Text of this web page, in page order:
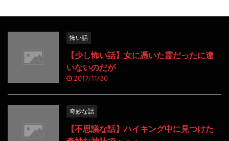
怖い話
【少し怖い話】女に憑いた霊だったに違
いないのだが
2017/11/30
奇妙な話
【不思議な話】ハイキング中に見つけた